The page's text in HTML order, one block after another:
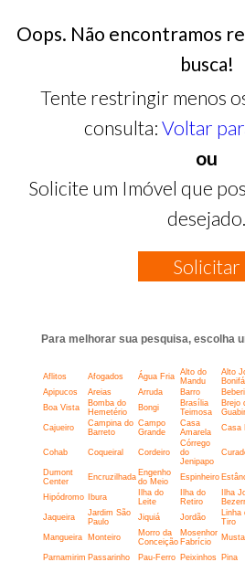
Oops. Não encontramos
busca!
Tente restringir menos
consulta: Voltar
ou
Solicite um Imóvel que
desejado.
Solicitar
Para melhorar sua pesquisa, escolha
Aflitos Afogados Água Fria
Alto do
Mandu
Alto
Apipucos
Areias Arruda Barro
Boa Vista
Bomba do
Hemetério
Bongi
Brasília
Teimosa
Brejo
Cajueiro
Campina do
Barreto
Campo
Grande
Casa
Amarela
Casa
Cohab Coqueiral Cordeiro
Córrego
do
Jenipapo
Dumont
Center
Encruzilhada Engenho
do Meio
Espinheiro
Hipódromo Ibura
Ilha do
Leite
Ilha do
Retiro
Ilha
Jaqueira
Jardim São
Paulo
Jiquiá Jordão
Linha
Tiro
Mangueira Monteiro
Morro da
Conceição
Mosenhor
Fabrício
Parnamirim Passarinho Pau-Ferro Peixinhos Pina